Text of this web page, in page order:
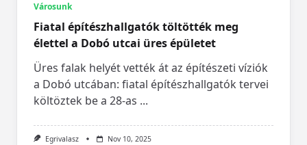
Városunk
Fiatal építészhallgatók töltötték meg
élettel a Dobó utcai üres épületet
Üres falak helyét vették át az építészeti víziók
a Dobó utcában: fiatal építészhallgatók tervei
költöztek be a 28-as ...
Egrivalasz Nov 10, 2025